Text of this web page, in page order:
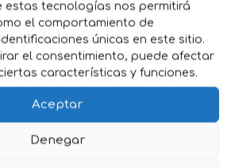
estas tecnologías nos permitirá
el comportamiento de
únicas en este sitio.
el consentimiento, puede afectar
características y funciones.
Aceptar
Denegar
Se coloca fácilmente en
poco espacio pero
ti y tus Conejos:
Con su gran